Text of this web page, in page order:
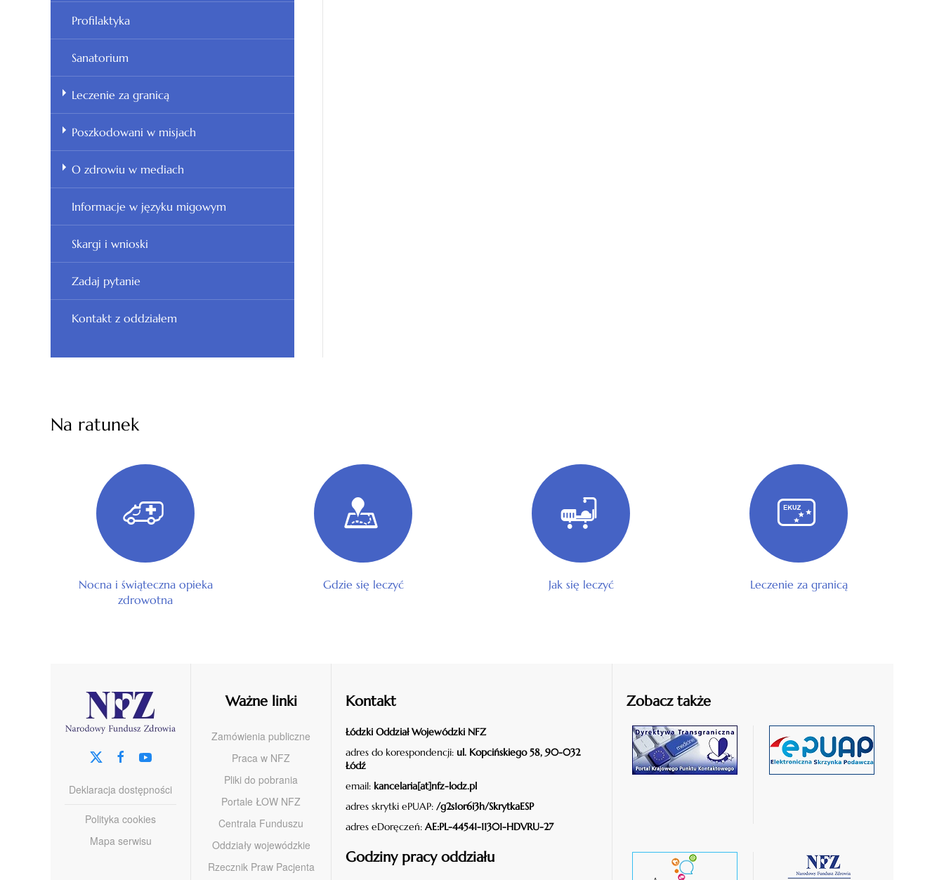
Profilaktyka
Sanatorium
Leczenie za granicą
Poszkodowani w misjach
O zdrowiu w mediach
Informacje w języku migowym
Skargi i wnioski
Zadaj pytanie
Kontakt z oddziałem
Na ratunek
Nocna i świąteczna opieka
zdrowotna
Gdzie się leczyć Jak się leczyć Leczenie za granicą
Deklaracja dostępności
Polityka cookies
Mapa serwisu
Ważne linki
Zamówienia publiczne
Praca w NFZ
Pliki do pobrania
Portale ŁOW NFZ
Centrala Funduszu
Oddziały wojewódzkie
Rzecznik Praw Pacjenta
Kontakt
Łódzki Oddział Wojewódzki NFZ
adres do korespondencji: ul. Kopcińskiego 58, 90-032
Łódź
email: kancelaria[at]nfz-lodz.pl
adres skrytki ePUAP: /g2s1or6i3h/SkrytkaESP
adres eDoręczeń: AE:PL-44541-11301-HDVRU-27
Godziny pracy oddziału
Zobacz także
czytaj
czytaj